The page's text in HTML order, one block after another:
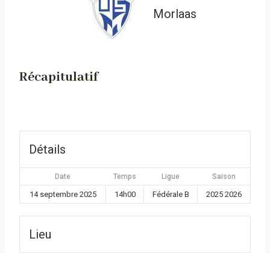
Morlaas
Récapitulatif
Détails
Date Temps Ligue Saison
14 septembre 2025 14h00 Fédérale B 2025 2026
Lieu